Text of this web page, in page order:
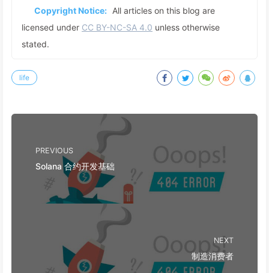
Copyright Notice: All articles on this blog are
licensed under CC BY-NC-SA 4.0 unless otherwise
stated.
life
PREVIOUS
Solana 合约开发基础
NEXT
制造消费者